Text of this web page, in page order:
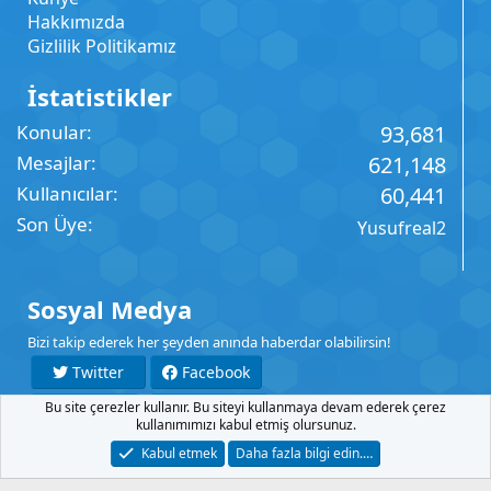
Hakkımızda
Gizlilik Politikamız
İstatistikler
Konular 93,681
Mesajlar 621,148
Kullanıcılar 60,441
Son Üye Yusufreal2
Sosyal Medya
Bizi takip ederek her şeyden anında haberdar olabilirsin!
Twitter
Facebook
YouTube
Instagram
Şartlar Gizlilik Yardım Anasayfa
R
Bu site çerezler kullanır. Bu siteyi kullanmaya devam ederek çerez
kullanımımızı kabul etmiş olursunuz.
Kabul etmek
Daha fazla bilgi edin.…